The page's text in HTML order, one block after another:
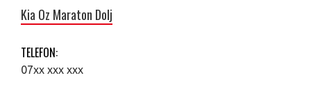
Kia Oz Maraton Dolj
TELEFON:
07xx xxx xxx